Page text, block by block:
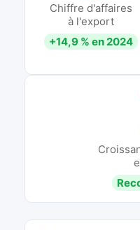
Chiffre d'affaires
à l'export
+14,9 % en 2024